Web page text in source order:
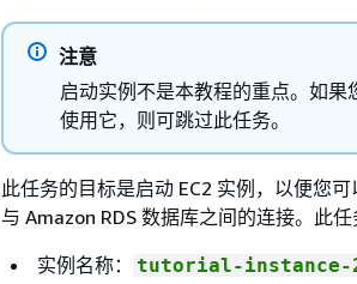
注意
启动实例不是本教程的重点。如果
使用它，则可跳过此任务。
此任务的目标是启动 EC2 实例，以便您
与 Amazon RDS 数据库之间的连接。此
实例名称：
tutorial-instance-